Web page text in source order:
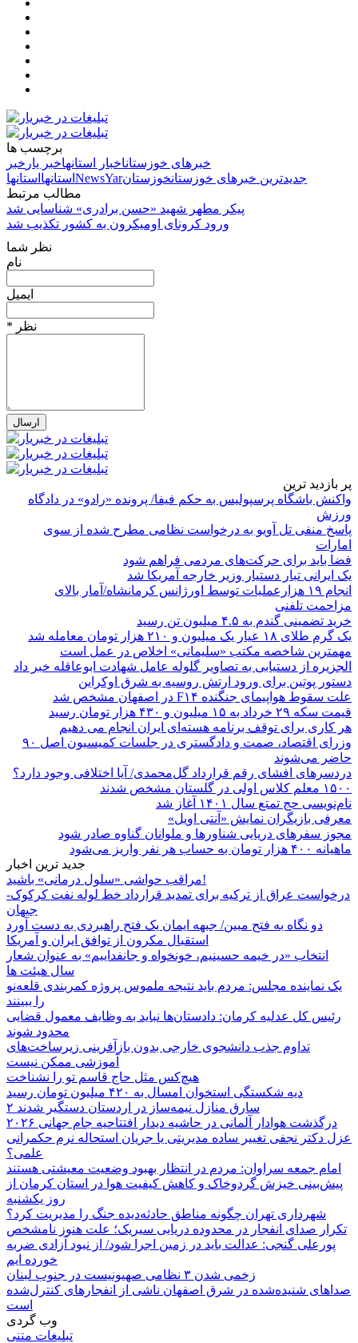
برچسب ها
خبرهای خوزستاناخبار استانهاخبر یار خبر
استانها استانها NewsYar جدیدترین خبرهای خوزستانخوزستان
مطالب مرتبط
پیکر مطهر شهید «حسن برادری» شناسایی شد
ورود کرونای اومیکرون به کشور تکذیب شد
نظر شما
نام
ایمیل
* نظر
پر بازدید ترین
واکنش باشگاه پرسپولیس به حکم فیفا/ پرونده «رادو» در دادگاه
ورزش
پاسخ منفی تل آویو به درخواست نظامی مطرح شده از سوی
امارات
فضا باید برای حرکت‌های مردمی فراهم شود
یک ایرانی تبار دستیار وزیر خارجه آمریکا شد
انجام ۱۹ هزارعملیات توسط اورژانس کرمانشاه/آمار بالای
مزاحمت تلفنی
خرید تضمینی گندم به ۴.۵ میلیون تن رسید
یک گرم طلای ۱۸ عیار یک میلیون و ۲۱۰ هزار تومان معامله شد
مهمترین شاخصه مکتب «سلیمانی» اخلاص در عمل است
الجزیره از دستیابی به تصاویر گلوله عامل شهادت ابوعاقله خبر داد
دستور پوتین برای ورود ارتش روسیه به شرق اوکراین
علت سقوط هواپیمای جنگنده F۱۴ در اصفهان مشخص شد
قیمت سکه ۲۹ خرداد به ۱۵ میلیون و ۴۳۰ هزار تومان رسید
هر کاری برای توقف برنامه هسته‌ای ایران انجام می دهیم
وزرای اقتصاد، صمت و دادگستری در جلسات کمیسیون اصل ۹۰
حاضر می‌شوند
دردسرهای افشای رقم قرارداد گل‌محمدی/ آیا اختلافی وجود دارد؟
۱۵۰۰ معلم کلاس اولی در گلستان مشخص شدند
نام‌نویسی حج تمتع سال ۱۴۰۱ آغاز شد
معرفی بازیگران نمایش «آنتی اویل»
مجوز سفرهای دریایی شناورها و ملوانان گناوه صادر شود
ماهیانه ۴۰۰ هزار تومان به حساب هر نفر واریز می‌شود
جدید ترین اخبار
مراقب حواشی «سلول درمانی» باشید!
درخواست عراق از ترکیه برای تمدید قرارداد خط لوله نفت کرکوک-
جیهان
دو نگاه به فتح مبین/ جبهه ایمان یک فتح راهبردی به دست آورد
استقبال مکرون از توافق ایران و آمریکا
انتخاب «در خیمه حسینیم، خونخواه و جانفداییم» به عنوان شعار
سال هیئت ها
یک نماینده مجلس: مردم باید نتیجه ملموس پروژه کمربندی قلعه‌نو
را ببینند
رئیس کل عدلیه کرمان: دادستان‌ها نباید به وظایف معمول قضایی
محدود شوند
تداوم جذب دانشجوی خارجی بدون بازآفرینی زیرساخت‌های
آموزشی ممکن نیست
هیچ‌کس مثل حاج قاسم تو را نشناخت
دیه شکستگی استخوان امسال به ۴۲۰ میلیون تومان رسید
۲ سارق منازل نیمه‌ساز در اردستان دستگیر شدند
درگذشت هوادار آلمانی در حاشیه دیدار افتتاحیه جام جهانی ۲۰۲۶
عزل دکتر نجفی تغییر ساده مدیریتی یا جریان استحاله نرم حکمرانی
علمی؟
امام جمعه سراوان: مردم در انتظار بهبود وضعیت معیشتی هستند
پیش‌بینی خیزش گردوخاک و کاهش کیفیت هوا در استان کرمان از
روز یکشنبه
شهرداری تهران چگونه مناطق حادثه‌دیده جنگ را مدیریت کرد؟
تکرار صدای انفجار در محدوده دریایی سیریک؛ علت هنوز نامشخص
پورعلی گنجی: عدالت باید در زمین اجرا شود/ از نبود آزادی ضربه
خورده ایم
زخمی شدن ۳ نظامی صهیونیست در جنوب لبنان
صداهای شنیده‌شده در شرق اصفهان ناشی از انفجارهای کنترل‌شده
است
وب گردی
تبلیغات متنی